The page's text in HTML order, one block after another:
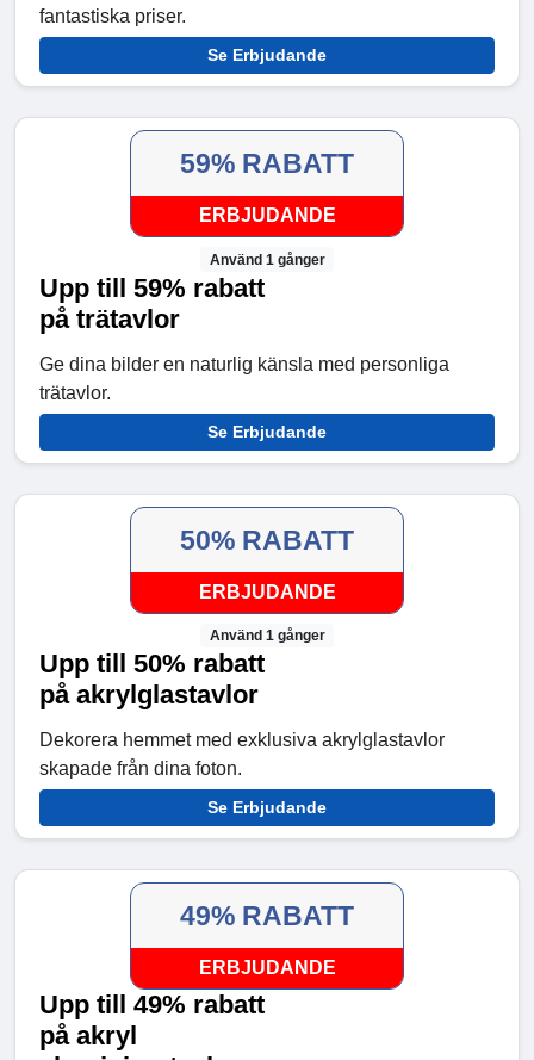
fantastiska priser.
Se Erbjudande
59% RABATT
ERBJUDANDE
Använd 1 gånger
Upp till 59% rabatt
på trätavlor
Ge dina bilder en naturlig känsla med personliga
trätavlor.
Se Erbjudande
50% RABATT
ERBJUDANDE
Använd 1 gånger
Upp till 50% rabatt
på akrylglastavlor
Dekorera hemmet med exklusiva akrylglastavlor
skapade från dina foton.
Se Erbjudande
49% RABATT
ERBJUDANDE
Upp till 49% rabatt
på akryl